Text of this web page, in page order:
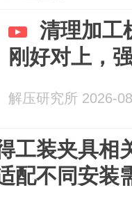
清理加工
刚好对上，
解压研究所 2026-
工装夹具相
配不同安装